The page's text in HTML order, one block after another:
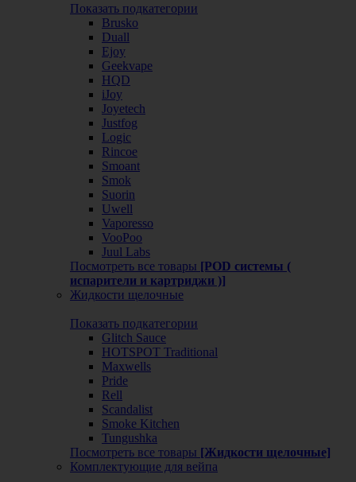
Показать подкатегории
Brusko
Duall
Ejoy
Geekvape
HQD
iJoy
Joyetech
Justfog
Logic
Rincoe
Smoant
Smok
Suorin
Uwell
Vaporesso
VooPoo
Juul Labs
Посмотреть все товары [POD системы (
испарители и картриджи )]
Жидкости щелочные
Показать подкатегории
Glitch Sauce
HOTSPOT Traditional
Maxwells
Pride
Rell
Scandalist
Smoke Kitchen
Tungushka
Посмотреть все товары [Жидкости щелочные]
Комплектующие для вейпа